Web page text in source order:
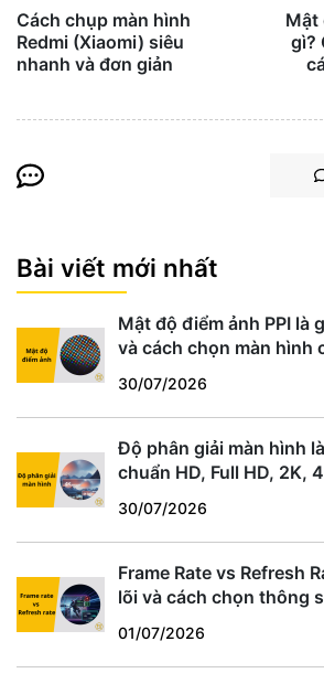
Cách chụp màn hình
Redmi (Xiaomi) siêu
nhanh và đơn giản
Mật
gì?
Bài viết mới nhất
Mật độ điểm ảnh PPI là
và cách chọn màn hình
30/07/2026
Độ phân giải màn hình
chuẩn HD, Full HD, 2K,
30/07/2026
Frame Rate vs Refresh
lõi và cách chọn thông
01/07/2026